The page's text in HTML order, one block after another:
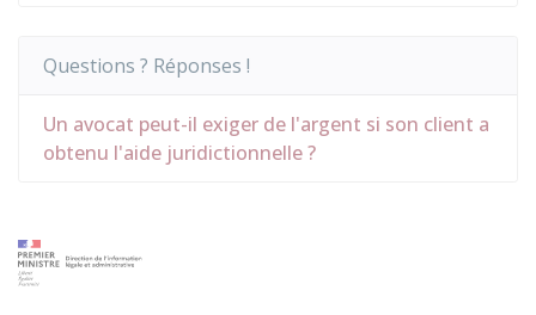
Questions ? Réponses !
Un avocat peut-il exiger de l'argent si son client a
obtenu l'aide juridictionnelle ?